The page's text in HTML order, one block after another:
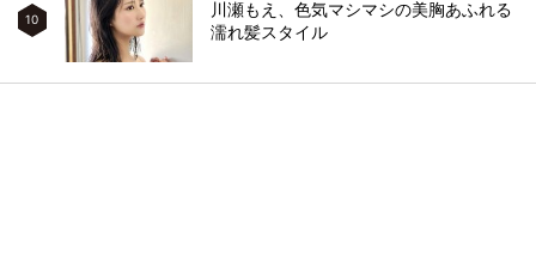
10
川瀬もえ、色気マシマシの美胸あふれる
濡れ髪スタイル